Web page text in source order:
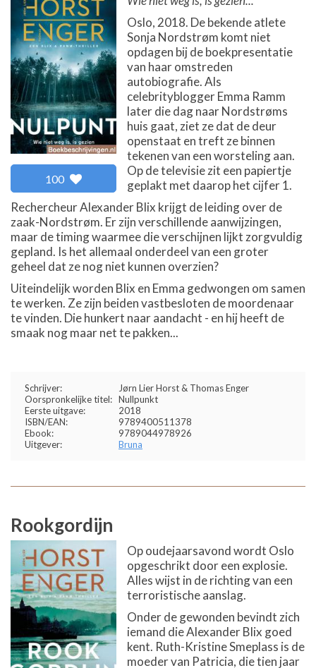
100
Oslo, 2018. De bekende atlete
Sonja Nordstrøm komt niet
opdagen bij de boekpresentatie
van haar omstreden
autobiografie. Als
celebrityblogger Emma Ramm
later die dag naar Nordstrøms
huis gaat, ziet ze dat de deur
openstaat en treft ze binnen
tekenen van een worsteling aan.
Op de televisie zit een papiertje
geplakt met daarop het cijfer 1.
Rechercheur Alexander Blix krijgt de leiding over de
zaak-Nordstrøm. Er zijn verschillende aanwijzingen,
maar de timing waarmee die verschijnen lijkt zorgvuldig
gepland. Is het allemaal onderdeel van een groter
geheel dat ze nog niet kunnen overzien?
Uiteindelijk worden Blix en Emma gedwongen om samen
te werken. Ze zijn beiden vastbesloten de moordenaar
te vinden. Die hunkert naar aandacht - en hij heeft de
smaak nog maar net te pakken...
Schrijver:
Jørn Lier Horst & Thomas Enger
Oorspronkelijke titel: Nullpunkt
Eerste uitgave:
2018
ISBN/EAN:
9789400511378
Ebook:
9789044978926
Uitgever:
Bruna
Rookgordijn
Op oudejaarsavond wordt Oslo
opgeschrikt door een explosie.
Alles wijst in de richting van een
terroristische aanslag.
Onder de gewonden bevindt zich
iemand die Alexander Blix goed
kent. Ruth-Kristine Smeplass is de
moeder van Patricia, die tien jaar